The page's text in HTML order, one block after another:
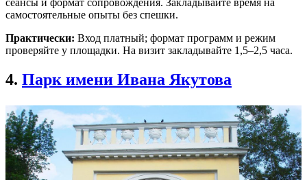
сеансы и формат сопровождения. Закладывайте время на
самостоятельные опыты без спешки.
Практически: Вход платный; формат программ и режим
проверяйте у площадки. На визит закладывайте 1,5–2,5 часа.
4. Парк имени Ивана Якутова